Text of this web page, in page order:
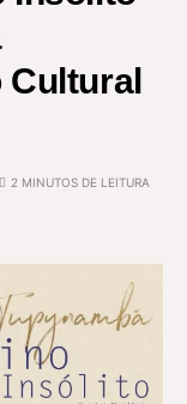
Cultural
2 MINUTOS DE LEITURA